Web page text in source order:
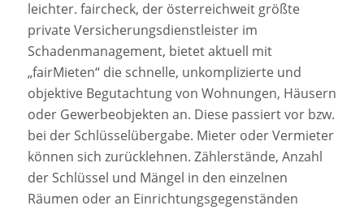
leichter. faircheck, der österreichweit größte
private Versicherungsdienstleister im
Schadenmanagement, bietet aktuell mit
„fairMieten“ die schnelle, unkomplizierte und
objektive Begutachtung von Wohnungen, Häusern
oder Gewerbeobjekten an. Diese passiert vor bzw.
bei der Schlüsselübergabe. Mieter oder Vermieter
können sich zurücklehnen. Zählerstände, Anzahl
der Schlüssel und Mängel in den einzelnen
Räumen oder an Einrichtungsgegenständen